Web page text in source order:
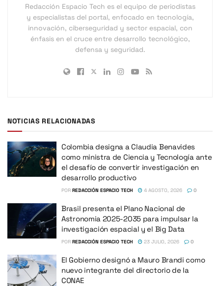
Redacción Espacio Tech es el equipo de periodistas
y especialistas del portal, enfocado en tecnología,
innovación, ciberseguridad y sector espacial, con
énfasis en el cruce entre desarrollo tecnológico,
defensa y seguridad.
NOTICIAS RELACIONADAS
Colombia designa a Claudia Benavides
como ministra de Ciencia y Tecnología ante
el desafío de convertir investigación en
desarrollo productivo
POR REDACCIÓN ESPACIO TECH 4 AGOSTO, 2026 0
Brasil presenta el Plano Nacional de
Astronomia 2025-2035 para impulsar la
investigación espacial y el Big Data
POR REDACCIÓN ESPACIO TECH 23 JULIO, 2026 0
El Gobierno designó a Mauro Brandi como
nuevo integrante del directorio de la
CONAE